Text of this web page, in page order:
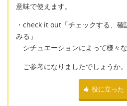
意味で使えます。
・check it out「チェックする、確
みる」
シチュエーションによって様々な
ご参考になりましたでしょうか。
役に立った